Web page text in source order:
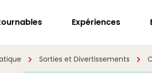
Expériences
Sorties et Divertissements